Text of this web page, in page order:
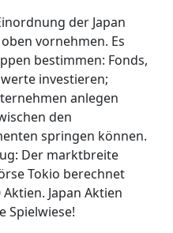
der Japan
vornehmen. Es
bestimmen: Fonds,
investieren;
anlegen
den
springen können.
Der marktbreite
Tokio berechnet
Japan Aktien
Spielwiese!